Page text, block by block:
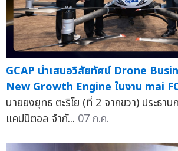
GCAP นำเสนอวิสัยทัศน์ Drone
New Growth Engine ในงาน mai
นายยงยุทธ ตะริโย (ที่ 2 จากขวา) ประธา
แคปปิตอล จำกั... 07 ก.ค.